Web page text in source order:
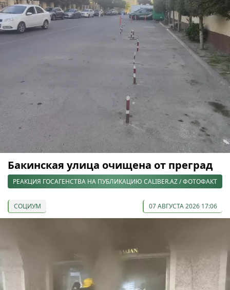
Бакинская улица очищена от преград
РЕАКЦИЯ ГОСАГЕНСТВА НА ПУБЛИКАЦИЮ CALIBER.AZ / ФОТОФАКТ
СОЦИУМ 07 АВГУСТА 2026 17:06